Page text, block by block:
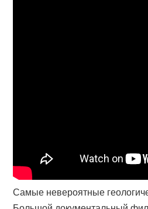
Самые невероятные